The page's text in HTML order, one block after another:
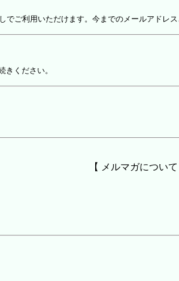
ご利用いただけます。今までのメールアドレス
きください。
【 メルマガについて